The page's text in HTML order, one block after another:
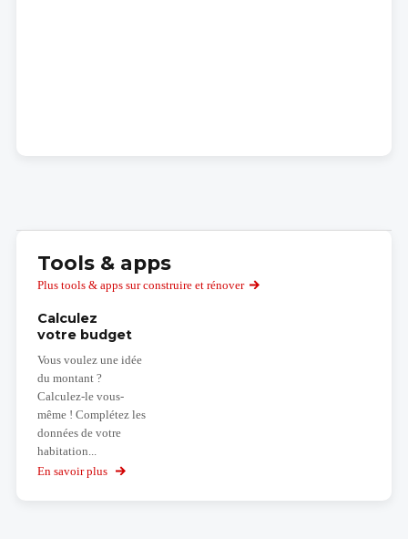
Tools & apps
Plus tools & apps sur construire et rénover
Calculez
votre budget
Vous voulez une idée
du montant ?
Calculez-le vous-
même ! Complétez les
données de votre
habitation...
En savoir plus
sur